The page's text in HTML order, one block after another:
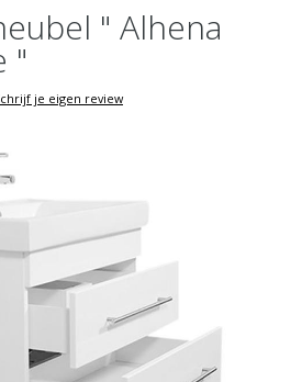
" Alhena
"
je eigen review